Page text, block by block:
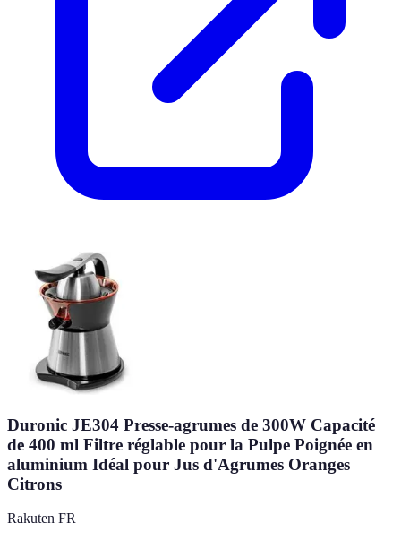
Duronic JE304 Presse-agrumes de 300W Capacité
de 400 ml Filtre réglable pour la Pulpe Poignée en
aluminium Idéal pour Jus d'Agrumes Oranges
Citrons
Rakuten FR